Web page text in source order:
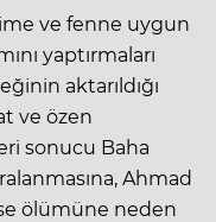
ve fenne uygun
yaptırmaları
aktarıldığı
ve özen
sonucu Baha
Ahmad
ölümüne neden